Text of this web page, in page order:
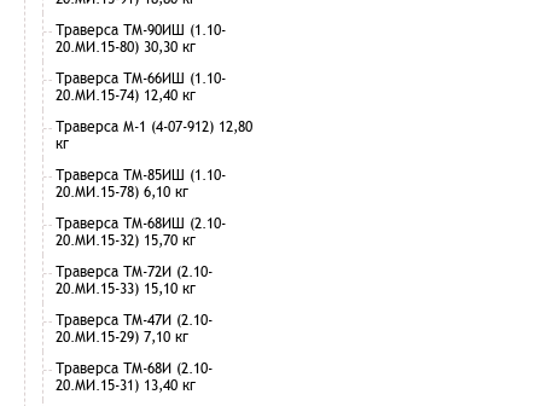
Траверса ТМ-90ИШ (1.10-
20.МИ.15-80) 30,30 кг
Траверса ТМ-66ИШ (1.10-
20.МИ.15-74) 12,40 кг
Траверса М-1 (4-07-912) 12,80
кг
Траверса ТМ-85ИШ (1.10-
20.МИ.15-78) 6,10 кг
Траверса ТМ-68ИШ (2.10-
20.МИ.15-32) 15,70 кг
Траверса ТМ-72И (2.10-
20.МИ.15-33) 15,10 кг
Траверса ТМ-47И (2.10-
20.МИ.15-29) 7,10 кг
Траверса ТМ-68И (2.10-
20.МИ.15-31) 13,40 кг